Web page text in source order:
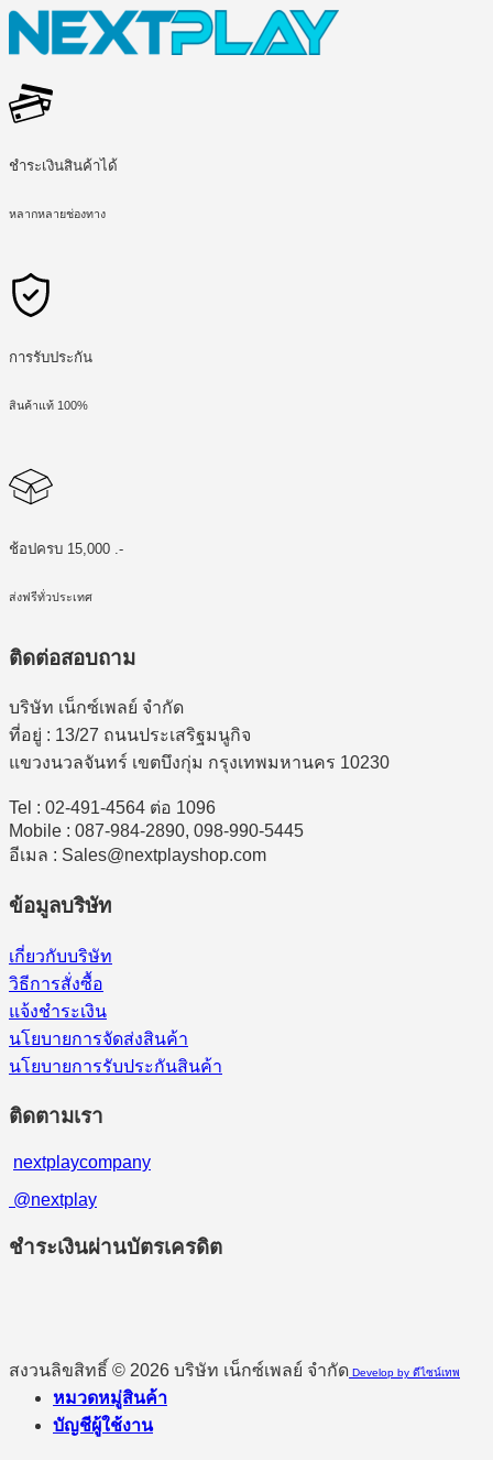
ชำระเงินสินค้าได้
หลากหลายช่องทาง
การรับประกัน
สินค้าแท้ 100%
ช้อปครบ 15,000 .-
ส่งฟรีทั่วประเทศ
ติดต่อสอบถาม
บริษัท เน็กซ์เพลย์ จำกัด
ที่อยู่ : 13/27 ถนนประเสริฐมนูกิจ
แขวงนวลจันทร์ เขตบึงกุ่ม กรุงเทพมหานคร 10230
Tel : 02-491-4564 ต่อ 1096
Mobile : 087-984-2890, 098-990-5445
อีเมล : Sales@nextplayshop.com
ข้อมูลบริษัท
เกี่ยวกับบริษัท
วิธีการสั่งซื้อ
แจ้งชำระเงิน
นโยบายการจัดส่งสินค้า
นโยบายการรับประกันสินค้า
ติดตามเรา
nextplaycompany
@nextplay
ชำระเงินผ่านบัตรเครดิต
สงวนลิขสิทธิ์ © 2026 บริษัท เน็กซ์เพลย์ จำกัด Develop by ดีไซน์เทพ
หมวดหมู่สินค้า
บัญชีผู้ใช้งาน